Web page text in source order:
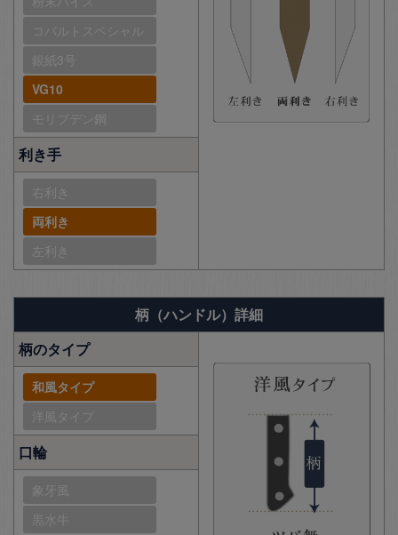
コバルトスペシャル
銀紙3号
VG10
モリブデン鋼
利き手
右利き
両利き
左利き
柄（ハンドル）詳細
柄のタイプ
和風タイプ
洋風タイプ
口輪
象牙風
黒水牛